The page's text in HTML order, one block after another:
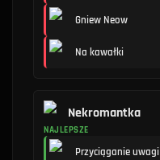
Gniew Neow
Na kawałki
Nekromantka
NAJLEPSZE
Przyciąganie uwagi